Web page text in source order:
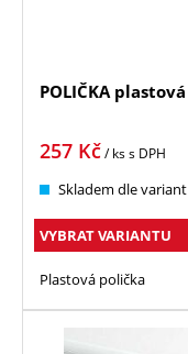
POLIČKA plastová
257 Kč/ kss DPH
Skladem dle variant
VYBRAT VARIANTU
Plastová polička